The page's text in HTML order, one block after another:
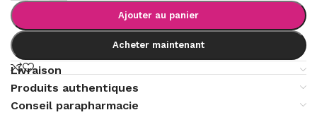
Ajouter au panier
Acheter maintenant
Livraison
Produits authentiques
Conseil parapharmacie